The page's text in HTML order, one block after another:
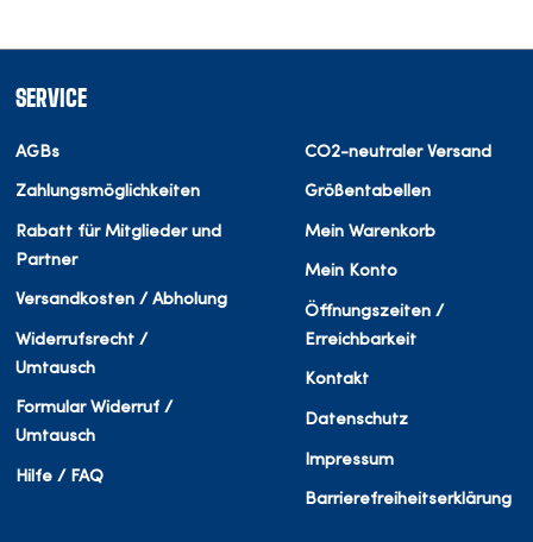
SERVICE
AGBs
Zahlungsmöglichkeiten
Rabatt für Mitglieder und
Partner
Versandkosten / Abholung
Widerrufsrecht /
Umtausch
Formular Widerruf /
Umtausch
Hilfe / FAQ
CO2-neutraler Versand
Größentabellen
Mein Warenkorb
Mein Konto
Öffnungszeiten /
Erreichbarkeit
Kontakt
Datenschutz
Impressum
Barrierefreiheitserklärung